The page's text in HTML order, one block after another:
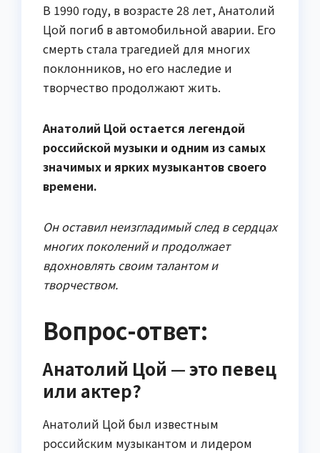
В 1990 году, в возрасте 28 лет, Анатолий
Цой погиб в автомобильной аварии. Его
смерть стала трагедией для многих
поклонников, но его наследие и
творчество продолжают жить.
Анатолий Цой остается легендой
российской музыки и одним из самых
значимых и ярких музыкантов своего
времени.
Он оставил неизгладимый след в сердцах
многих поколений и продолжает
вдохновлять своим талантом и
творчеством.
Вопрос-ответ:
Анатолий Цой — это певец
или актер?
Анатолий Цой был известным
российским музыкантом и лидером